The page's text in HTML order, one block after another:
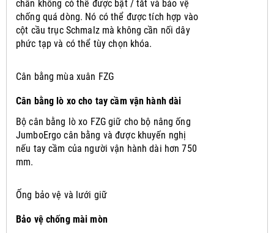
chân không có thể được bật / tắt và bảo vệ
chống quá dòng. Nó có thể được tích hợp vào
cột cầu trục Schmalz mà không cần nối dây
phức tạp và có thể tùy chọn khóa.
Cân bằng mùa xuân FZG
Cân bằng lò xo cho tay cầm vận hành dài
Bộ cân bằng lò xo FZG giữ cho bộ nâng ống
JumboErgo cân bằng và được khuyến nghị
nếu tay cầm của người vận hành dài hơn 750
mm.
Ống bảo vệ và lưới giữ
Bảo vệ chống mài mòn